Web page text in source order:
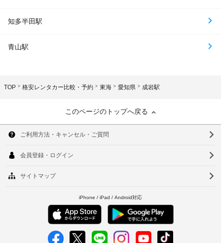
知多半田駅
青山駅
TOP 格安レンタカー比較・予約 東海 愛知県 成岩駅
このページのトップへ戻る